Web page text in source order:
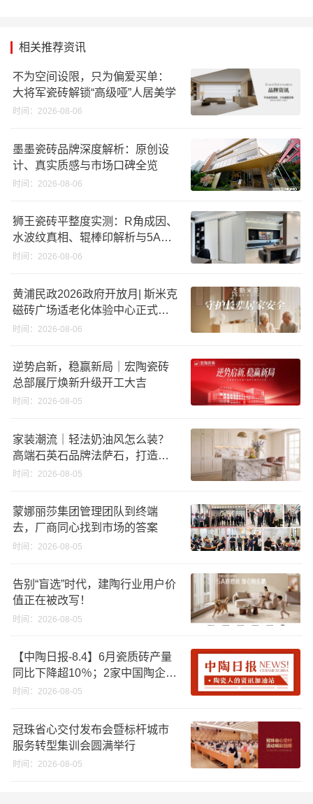
相关推荐资讯
不为空间设限，只为偏爱买单：
大将军瓷砖解锁“高级哑”人居美学
时间：2026-08-06
墨墨瓷砖品牌深度解析：原创设
计、真实质感与市场口碑全览
时间：2026-08-06
狮王瓷砖平整度实测：R角成因、
水波纹真相、辊棒印解析与5A标
准选购指南
时间：2026-08-06
黄浦民政2026政府开放月| 斯米克
磁砖广场适老化体验中心正式亮
相
时间：2026-08-06
逆势启新，稳赢新局｜宏陶瓷砖
总部展厅焕新升级开工大吉
时间：2026-08-05
家装潮流｜轻法奶油风怎么装？
高端石英石品牌法萨石，打造质
感橱柜台面
时间：2026-08-05
蒙娜丽莎集团管理团队到终端
去，厂商同心找到市场的答案
时间：2026-08-05
告别“盲选”时代，建陶行业用户价
值正在被改写！
时间：2026-08-05
【中陶日报-8.4】6月瓷质砖产量
同比下降超10％；2家中国陶企亮
相马来西亚ARCHIDEX 2026石材
份；方向集团出海
时间：2026-08-05
冠珠省心交付发布会暨标杆城市
服务转型集训会圆满举行
时间：2026-08-05